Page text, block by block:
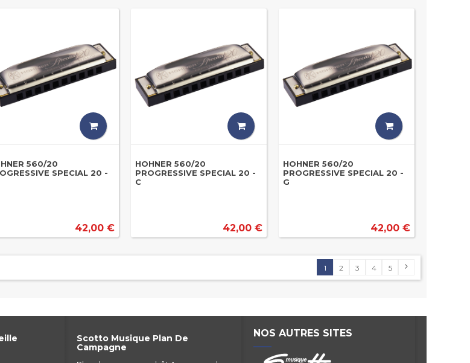
560/20
SPECIAL 20 -
42,00 €
HOHNER 560/20
PROGRESSIVE SPECIAL 20 -
C
42,00 €
HOHNER 560/20
PROGRESSIVE SPECIAL 20 -
G
42,00 €
1 2 3 4 5
Scotto Musique Plan De
Campagne
NOS AUTRES SITES